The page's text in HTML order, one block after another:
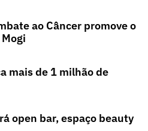
ao Câncer promove o
mais de 1 milhão de
open bar, espaço beauty